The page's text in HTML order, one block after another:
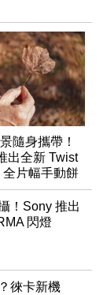
隨身攜帶！
出全新 Twist
全片幅手動餅
！Sony 推出
閃燈
徠卡新機